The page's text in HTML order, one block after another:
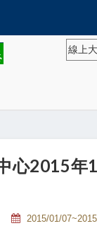
線上
心2015年
2015/01/